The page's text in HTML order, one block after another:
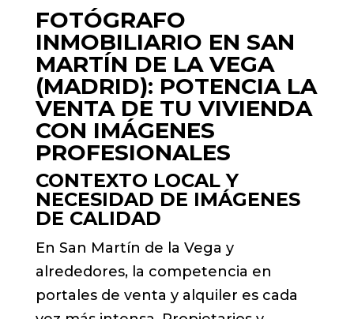
FOTÓGRAFO
INMOBILIARIO EN SAN
MARTÍN DE LA VEGA
(MADRID): POTENCIA LA
VENTA DE TU VIVIENDA
CON IMÁGENES
PROFESIONALES
CONTEXTO LOCAL Y
NECESIDAD DE IMÁGENES
DE CALIDAD
En San Martín de la Vega y
alrededores, la competencia en
portales de venta y alquiler es cada